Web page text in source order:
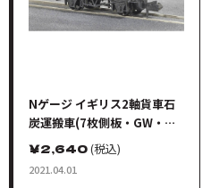
Nゲージ イギリス2軸貨車石
炭運搬車(7枚側板・GW・ダ
ークグレイ)
￥2,640(税込)
2021.04.01